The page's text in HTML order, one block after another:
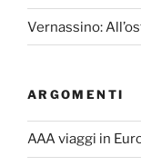
Vernassino:
ARGOMENTI
AAA viaggi in